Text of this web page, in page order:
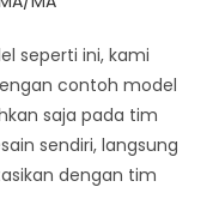
seperti ini, kami
contoh model
saja pada tim
sendiri, langsung
dengan tim